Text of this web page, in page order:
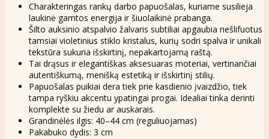
Charakteringas rankų darbo papuošalas, kuriame susilieja
laukinė gamtos energija ir šiuolaikinė prabanga.
Šilto auksinio atspalvio žalvaris subtiliai apgaubia nešlifuotus
tamsiai violetinius stiklo kristalus, kurių sodri spalva ir unikali
tekstūra sukuria išskirtinį, nepakartojamą raštą.
Tai drąsus ir elegantiškas aksesuaras moteriai, vertinančiai
autentiškumą, menišką estetiką ir išskirtinį stilių.
Papuošalas puikiai dera tiek prie kasdienio įvaizdžio, tiek
tampa ryškiu akcentu ypatingai progai. Idealiai tinka derinti
komplekte su žiedu ar auskarais.
Grandinėlės ilgis: 40–44 cm (reguliuojamas)
Pakabuko dydis: 3 cm